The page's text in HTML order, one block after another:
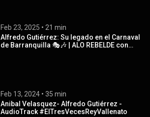
Feb 23, 2025 • 21 min
Alfredo Gutiérrez: Su legado en el Carnaval
de Barranquilla 🎭🎶 | ALO REBELDE con
Feb 13, 2024 • 35 min
Anibal Velasquez- Alfredo Gutiérrez -
AudioTrack #ElTresVecesReyVallenato